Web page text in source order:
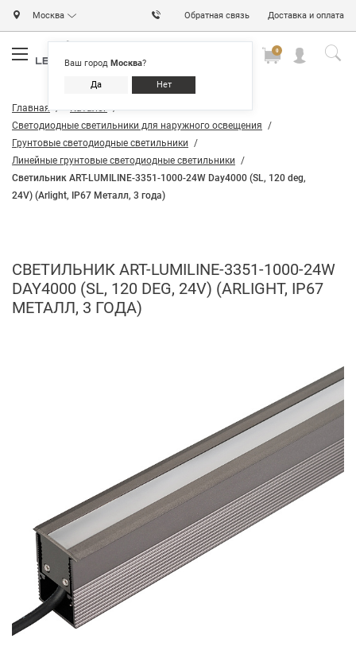
Москва
Ваш город Москва?
Да Нет
Обратная связь Доставка и оплата
0
Главная
Каталог
Светодиодные светильники для наружного освещения
Грунтовые светодиодные светильники
Линейные грунтовые светодиодные светильники
Светильник ART-LUMILINE-3351-1000-24W Day4000 (SL, 120 deg,
24V) (Arlight, IP67 Металл, 3 года)
СВЕТИЛЬНИК ART-LUMILINE-3351-1000-24W
DAY4000 (SL, 120 DEG, 24V) (ARLIGHT, IP67
МЕТАЛЛ, 3 ГОДА)